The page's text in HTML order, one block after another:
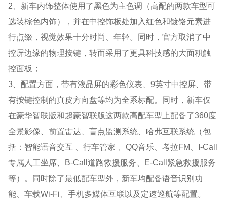
2、新车内饰整体使用了黑色为主色调（高配的两款车型可
选装棕色内饰），并在中控饰板处加入红色和镀铬元素进
行点缀，视觉效果十分时尚、年轻。同时，官方取消了中
控屏边缘的物理按键，转而采用了更具科技感的大面积触
控面板；
3、配置方面，带有液晶屏的彩色仪表、9英寸中控屏、带
有按键控制的真皮方向盘等均为全系标配。同时，新车仅
在豪华智联版和超豪智联版这两款高配车型上配备了360度
全景影像、前置雷达、盲点监测系统、哈弗互联系统（包
括：智能语音交互 、行车管家 、QQ音乐、考拉FM、I-Call
专属人工坐席、B-Call道路救援服务、E-Call紧急救援服务
等）。同时除了最低配车型外，新车均配备语音识别功
能、车载Wi-Fi、手机多媒体互联以及定速巡航等配置。